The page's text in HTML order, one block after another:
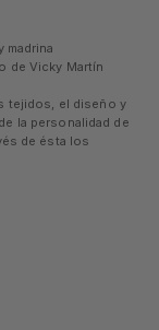
madrina
de Vicky Martín
tejidos, el diseño y
la personalidad de
de ésta los